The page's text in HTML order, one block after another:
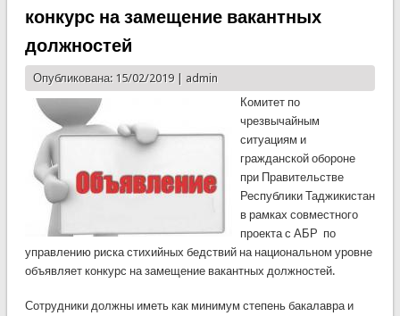
конкурс на замещение вакантных
должностей
Опубликована: 15/02/2019 | admin
Комитет по
чрезвычайным
ситуациям и
гражданской обороне
при Правительстве
Республики Таджикистан
в рамках совместного
проекта с АБР по
управлению риска стихийных бедствий на национальном уровне
объявляет конкурс на замещение вакантных должностей.
Сотрудники должны иметь как минимум степень бакалавра и